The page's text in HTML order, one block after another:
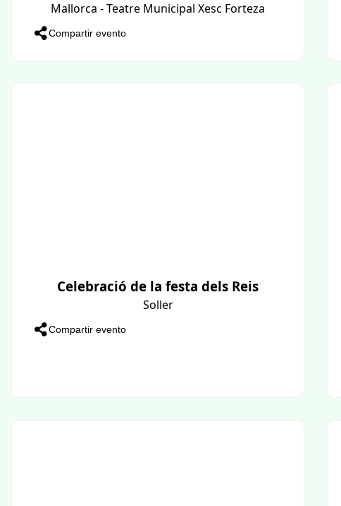
Mallorca - Teatre Municipal Xesc Forteza
Compartir evento
Celebració de la festa dels Reis
Soller
Compartir evento